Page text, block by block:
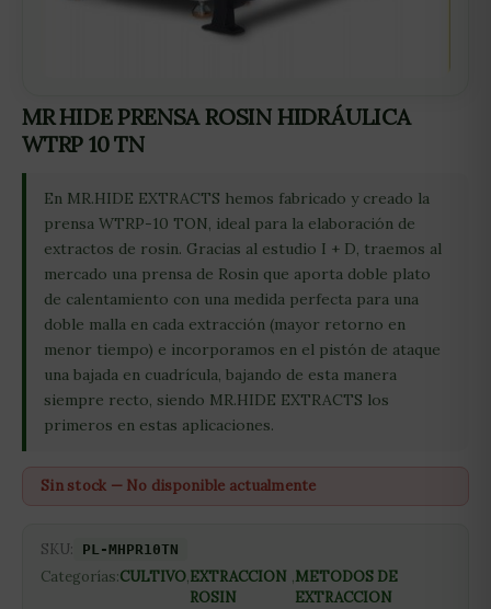
MR HIDE PRENSA ROSIN HIDRÁULICA
WTRP 10 TN
En MR.HIDE EXTRACTS hemos fabricado y creado la
prensa WTRP-10 TON, ideal para la elaboración de
extractos de rosin. Gracias al estudio I + D, traemos al
mercado una prensa de Rosin que aporta doble plato
de calentamiento con una medida perfecta para una
doble malla en cada extracción (mayor retorno en
menor tiempo) e incorporamos en el pistón de ataque
una bajada en cuadrícula, bajando de esta manera
siempre recto, siendo MR.HIDE EXTRACTS los
primeros en estas aplicaciones.
Sin stock — No disponible actualmente
SKU: PL-MHPR10TN
Categorías:CULTIVO,EXTRACCION
ROSIN
,METODOS DE
EXTRACCION